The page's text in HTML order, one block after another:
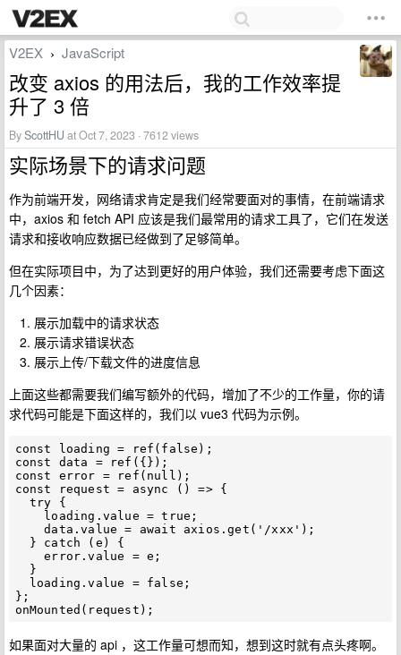
V2EX › JavaScript
改变 axios 的用法后，我的工作效率提
升了 3 倍
ByScottHU at Oct 7, 2023 · 7612 views
实际场景下的请求问题
作为前端开发，网络请求肯定是我们经常要面对的事情，在前端请求
中，axios 和 fetch API 应该是我们最常用的请求工具了，它们在发送
请求和接收响应数据已经做到了足够简单。
但在实际项目中，为了达到更好的用户体验，我们还需要考虑下面这
几个因素：
展示加载中的请求状态
展示请求错误状态
展示上传/下载文件的进度信息
上面这些都需要我们编写额外的代码，增加了不少的工作量，你的请
求代码可能是下面这样的，我们以 vue3 代码为示例。
const loading = ref(false);
const data = ref({});
const error = ref(null);
const request = async () => {
    data.value = await axios.get('/xxx');
    error.value = e;
};
如果面对大量的 api ，这工作量可想而知，想到这时就有点头疼啊。